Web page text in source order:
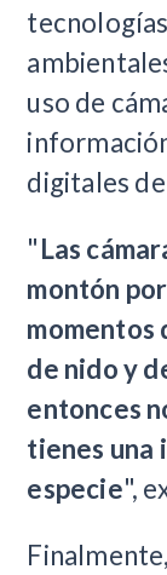
uso de
digitales
"Las
montón
momentos
de nido y
entonces
tienes una
especie",